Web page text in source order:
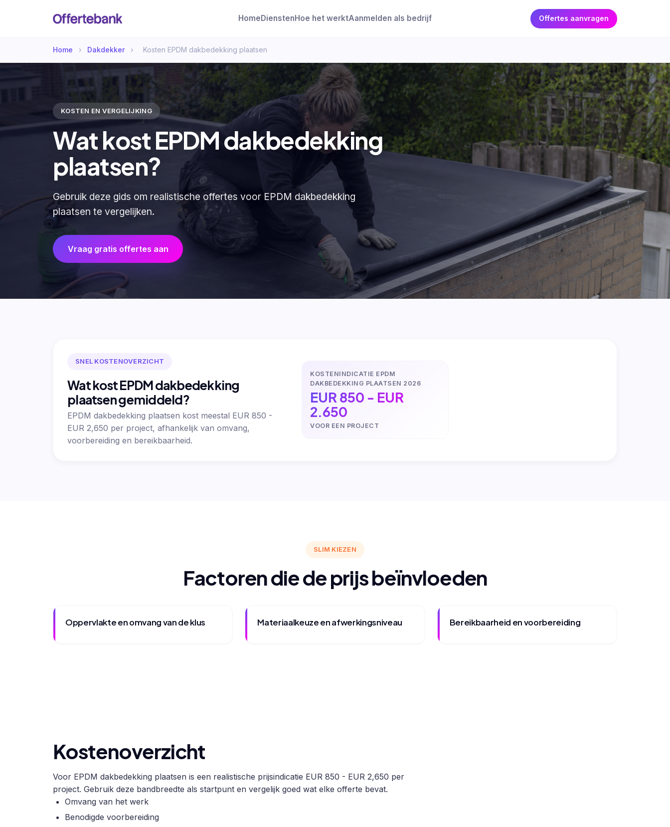
Home Diensten Hoe het werktAanmelden als bedrijf Offertes aanvragen
Home › Dakdekker › Kosten EPDM dakbedekking plaatsen
KOSTEN EN VERGELIJKING
Wat kost EPDM dakbedekking
plaatsen?
Gebruik deze gids om realistische offertes voor EPDM dakbedekking
plaatsen te vergelijken.
Vraag gratis offertes aan
SNEL KOSTENOVERZICHT
Wat kost EPDM dakbedekking
plaatsen gemiddeld?
EPDM dakbedekking plaatsen kost meestal EUR 850 -
EUR 2,650 per project, afhankelijk van omvang,
voorbereiding en bereikbaarheid.
KOSTENINDICATIE EPDM
DAKBEDEKKING PLAATSEN 2026
EUR 850 - EUR
2.650
VOOR EEN PROJECT
SLIM KIEZEN
Factoren die de prijs beïnvloeden
Oppervlakte en omvang van de klus Materiaalkeuze en afwerkingsniveau Bereikbaarheid en voorbereiding
Kostenoverzicht
Voor EPDM dakbedekking plaatsen is een realistische prijsindicatie EUR 850 - EUR 2,650 per
project. Gebruik deze bandbreedte als startpunt en vergelijk goed wat elke offerte bevat.
Omvang van het werk
Benodigde voorbereiding